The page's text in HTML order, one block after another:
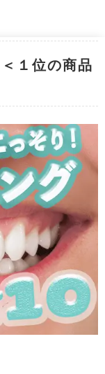
１位の商品